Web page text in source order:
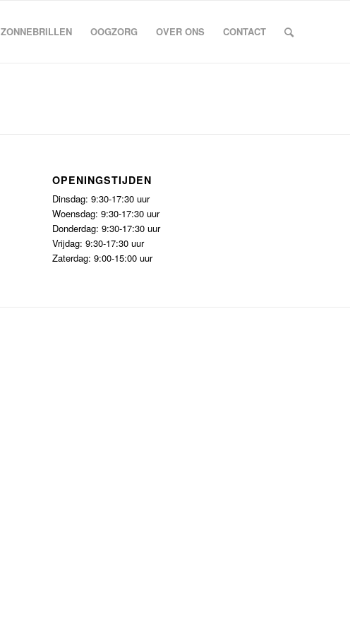
ZONNEBRILLEN OOGZORG OVER ONS CONTACT
OPENINGSTIJDEN
Dinsdag: 9:30-17:30 uur
Woensdag: 9:30-17:30 uur
Donderdag: 9:30-17:30 uur
Vrijdag: 9:30-17:30 uur
Zaterdag: 9:00-15:00 uur